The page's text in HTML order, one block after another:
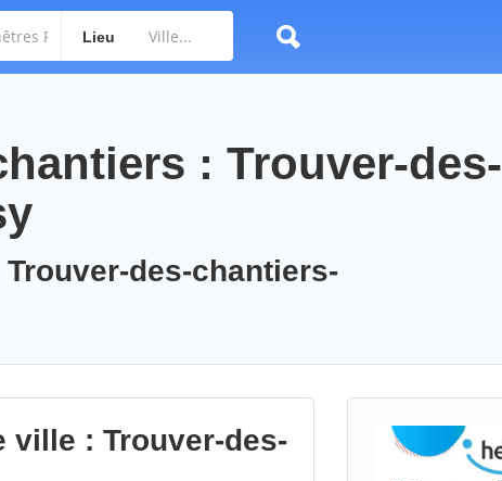
Lieu
: Trouver-des-
des-chantiers-
ville : Trouver-des-